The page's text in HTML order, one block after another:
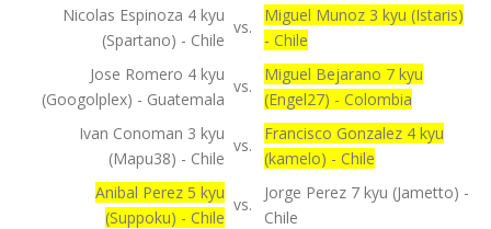
Nicolas Espinoza 4 kyu
(Spartano) - Chile
vs.
Miguel Munoz 3 kyu (Istaris)
- Chile
Jose Romero 4 kyu
(Googolplex) - Guatemala
vs.
Miguel Bejarano 7 kyu
(Engel27) - Colombia
Ivan Conoman 3 kyu
(Mapu38) - Chile
vs.
Francisco Gonzalez 4 kyu
(kamelo) - Chile
Anibal Perez 5 kyu
(Suppoku) - Chile
vs.
Jorge Perez 7 kyu (Jametto) -
Chile